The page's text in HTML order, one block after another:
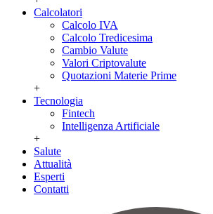
Calcolatori
Calcolo IVA
Calcolo Tredicesima
Cambio Valute
Valori Criptovalute
Quotazioni Materie Prime
+
Tecnologia
Fintech
Intelligenza Artificiale
+
Salute
Attualità
Esperti
Contatti